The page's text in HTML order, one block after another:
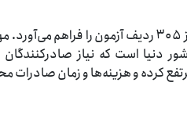
این دامنه‌های تخصصی، امکان ارائه خدمات سنجش و آزمون برای ۷۲ محصول در بیش از ۳۰۵ ردیف آزمون
دستاورد، به رسمیت شناخته شدن نتایج این آزمایش‌ها در بیش از ۱۱۰ کشور دنیا است که نیاز
کرده و هزینه‌ها و زمان صادرات